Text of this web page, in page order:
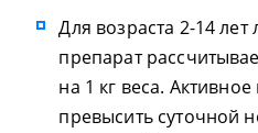
Для возраста 2-14 лет
препарат
на 1 кг веса.
превысить суточной